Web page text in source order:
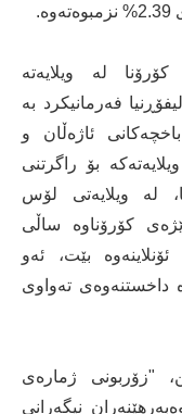
لە ویلایەتە
فەرمانیکرد بە
ئاژەڵان و
بۆ راگرتنی
لە ویلایەتی لۆس
کۆرۆناوە ساڵی
بێت، ئەو
داخستنەوەی تەواوی
"زۆربونی ژمارەی
نیگەرانی